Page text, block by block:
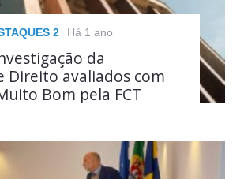
2 Há 1 ano
da
Direito avaliados com
Bom pela FCT